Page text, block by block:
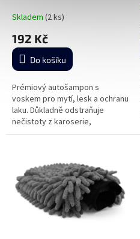
Skladem (2 ks)
192 Kč
Do košíku
Prémiový autošampon s
voskem pro mytí, lesk a ochranu
laku. Důkladně odstraňuje
nečistoty z karoserie,
podporuje lesklý vzhled a díky